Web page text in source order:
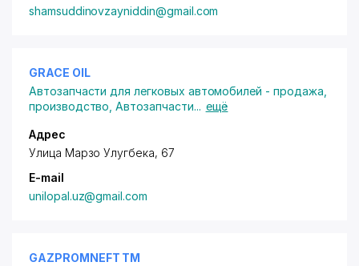
shamsuddinovzayniddin@gmail.com
GRACE OIL
Автозапчасти для легковых автомобилей - продажа,
производство ,Автозапчасти... ещё
Адрес
Улица Марзо Улугбека, 67
E-mail
unilopal.uz@gmail.com
GAZPROMNEFT ТМ